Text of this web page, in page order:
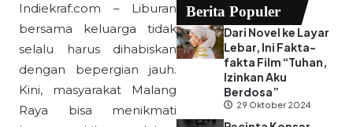
Indiekraf.com – Liburan
bersama keluarga tidak
selalu harus dihabiskan
dengan bepergian jauh.
Kini, masyarakat Malang
Raya bisa menikmati
Berita Populer
Dari Novel ke Layar
Lebar, Ini Fakta-
fakta Film “Tuhan,
Izinkan Aku
Berdosa”
29 Oktober 2024